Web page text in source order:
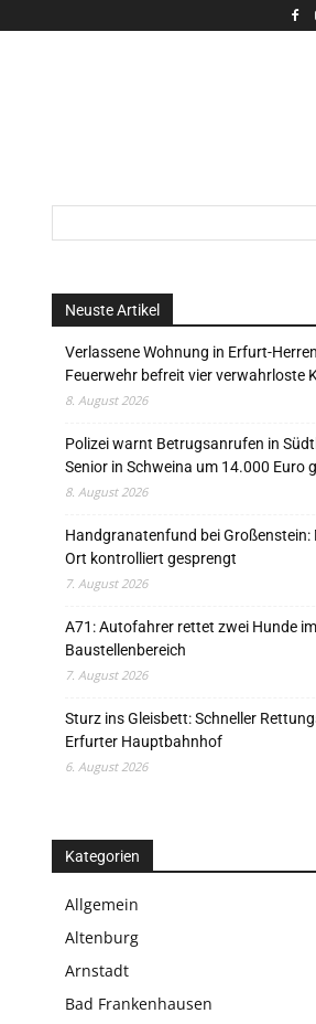
Neuste Artikel
Verlassene Wohnung in Erfurt-
Feuerwehr befreit vier verwahrloste
8. August 2026
Polizei warnt Betrugsanrufen in
Senior in Schweina um 14.000 Euro
8. August 2026
Handgranatenfund bei Großenstein:
Ort kontrolliert gesprengt
7. August 2026
A71: Autofahrer rettet zwei Hunde
Baustellenbereich
7. August 2026
Sturz ins Gleisbett: Schneller
Erfurter Hauptbahnhof
6. August 2026
Kategorien
Allgemein
Altenburg
Arnstadt
Bad Frankenhausen